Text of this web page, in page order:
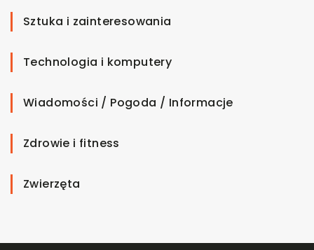
Sztuka i zainteresowania
Technologia i komputery
Wiadomości / Pogoda / Informacje
Zdrowie i fitness
Zwierzęta